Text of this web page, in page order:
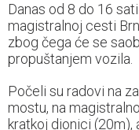
Danas od 8 do 16
magistralnoj cesti
zbog čega će se
propuštanjem vozila.
Počeli su radovi na
mostu, na
kratkoj dionici (20m),